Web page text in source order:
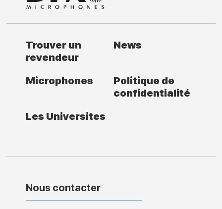
Trouver un
revendeur
News
Microphones
Politique de
confidentialité
Les Universites
Nous contacter